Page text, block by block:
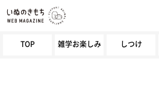
TOP 雑学お楽しみ しつけ